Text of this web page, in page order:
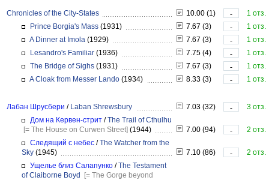
Chronicles of the City-States 10.00 (1) -
1 отз.
Prince Borgia's Mass (1931) 7.67 (3) -
1 отз.
A Dinner at Imola (1929) 7.67 (3) -
1 отз.
Lesandro's Familiar (1936) 7.75 (4) -
1 отз.
The Bridge of Sighs (1931) 7.67 (3) -
1 отз.
A Cloak from Messer Lando (1934) 8.33 (3) - 1 отз.
Лабан Шрусбери / Laban Shrewsbury 7.03 (32) -
3 отз.
Дом на Кервен-стрит /The Trail of Cthulhu
[= The House on Curwen Street] (1944) 7.00 (94) -
2 отз.
Следящий с небес /The Watcher from the
Sky (1945) 7.10 (86) -
2 отз.
Ущелье близ Салапунко /The Testament
of Claiborne Boyd
[= The Gorge beyond